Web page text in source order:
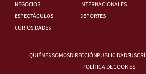
NEGOCIOS
INTERNACIONALES
ESPECTÁCULOS
DEPORTES
CURIOSIDADES
QUIÉNES SOMOSDIRECCIÓNPUBLICIDAD
POLÍTICA DE COOKIES